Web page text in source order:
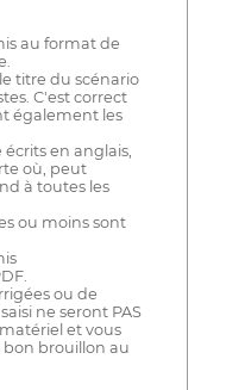
au format de
titre du scénario
C'est correct
également les
en anglais,
où, peut
à toutes les
ou moins sont
ou de
ne seront PAS
et vous
bon brouillon au